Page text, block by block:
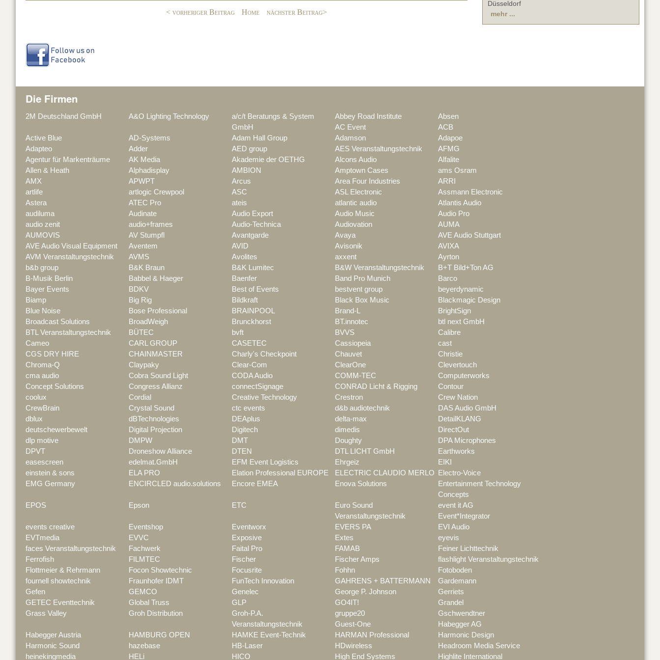
o
< vorheriger Beitrag Home nächster Beitrag>
Düsseldorf
mehr ...
Die Firmen
2M Deutschland GmbH A&O Lighting Technology
a/c/t Beratungs & System
GmbH
Abbey Road Institute
Absen
AC Event
ACB
Active Blue
AD-Systems Adam Hall Group Adamson
Adapoe
Adapteo
Adder AED group AES Veranstaltungstechnik
AFMG
Agentur für Markenträume
AK Media Akademie der OETHG Alcons Audio
Alfalite
Allen & Heath
Alphadisplay AMBION Amptown Cases
ams Osram
AMX
APWPT Arcus Area Four Industries
ARRI
artlife
artlogic Crewpool ASC ASL Electronic
Assmann Electronic
Astera
ATEC Pro ateis atlantic audio
Atlantis Audio
audiluma
Audinate Audio Export Audio Music
Audio Pro
audio zenit
audio+frames Audio-Technica Audiovation
AUMA
AUMOVIS
AV Stumpfl Avantgarde Avaya
AVE Audio Stuttgart
AVE Audio Visual Equipment
Aventem AVID Avisonik
AVIXA
AVM Veranstaltungstechnik
AVMS Avolites axxent
Ayrton
b&b group
B&K Braun B&K Lumitec B&W Veranstaltungstechnik
B+T Bild+Ton AG
B-Musik Berlin
Babbel & Haeger Baenfer Band Pro Munich
Barco
Bayer Events
BDKV Best of Events bestvent group
beyerdynamic
Biamp
Big Rig Bildkraft Black Box Music
Blackmagic Design
Blue Noise
Bose Professional BRAINPOOL Brand-L
BrightSign
Broadcast Solutions
BroadWeigh Brunckhorst BT.innotec
btl next GmbH
BTL Veranstaltungstechnik
BÜTEC bvft BVVS
Calibre
Cameo
CARL GROUP CASETEC Cassiopeia
cast
CGS DRY HIRE
CHAINMASTER Charly's Checkpoint Chauvet
Christie
Chroma-Q
Claypaky Clear-Com ClearOne
Clevertouch
cma audio
Cobra Sound Light CODA Audio COMM-TEC
Computerworks
Concept Solutions
Congress Allianz connectSignage CONRAD Licht & Rigging
Contour
coolux
Cordial Creative Technology Crestron
Crew Nation
CrewBrain
Crystal Sound ctc events d&b audiotechnik
DAS Audio GmbH
dblux
dBTechnologies DEAplus delta-max
DetailKLANG
deutschewerbewelt
Digital Projection Digitech dimedis
DirectOut
dlp motive
DMPW DMT Doughty
DPA Microphones
DPVT
Droneshow Alliance DTEN DTL LICHT GmbH
Earthworks
easescreen
edelmat.GmbH EFM Event Logistics Ehrgeiz
EIKI
einstein & sons
ELA PRO Elation Professional EUROPE ELECTRIC CLAUDIO MERLO
Electro-Voice
EMG Germany
ENCIRCLED audio.solutions Encore EMEA Enova Solutions
Entertainment Technology
Concepts
EPOS
Epson ETC
Euro Sound
Veranstaltungstechnik
event it AG
Event*Integrator
events creative
Eventshop Eventworx EVERS PA
EVI Audio
EVTmedia
EVVC Exposive Extes
eyevis
faces Veranstaltungstechnik
Fachwerk Faital Pro FAMAB
Feiner Lichttechnik
Ferrofish
FILMTEC Fischer Fischer Amps
flashlight Veranstaltungstechnik
Flottmeier & Rehrmann
Focon Showtechnic Focusrite Fohhn
Fotoboden
fournell showtechnik
Fraunhofer IDMT FunTech Innovation GAHRENS + BATTERMANN
Gardemann
Gefen
GEMCO Genelec George P. Johnson
Gerriets
GETEC Eventtechnik
Global Truss GLP GO4IT!
Grandel
Grass Valley
Groh Distribution
Groh-P.A.
Veranstaltungstechnik
gruppe20
Gschwendtner
Guest-One
Habegger AG
Habegger Austria
HAMBURG OPEN HAMKE Event-Technik HARMAN Professional
Harmonic Design
Harmonic Sound
hazebase HB-Laser HDwireless
Headroom Media Service
heinekingmedia
HELi HICO High End Systems Highlite International